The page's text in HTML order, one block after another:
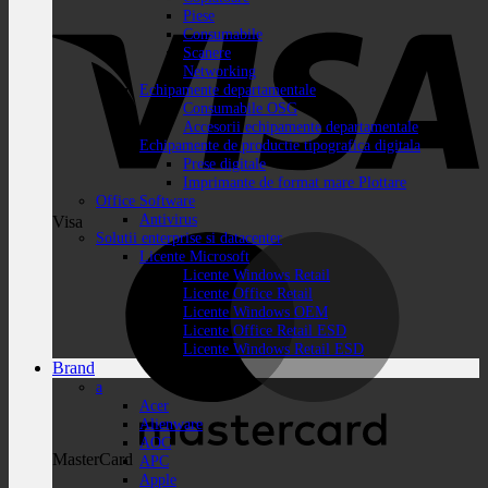
Visa
MasterCard
Piese
Consumabile
Scanere
Networking
Echipamente departamentale
Consumabile OSG
Accesorii echipamente departamentale
Echipamente de productie tipografica digitala
Prese digitale
Imprimante de format mare Plottare
Office Software
Antivirus
Solutii enterprise si datacenter
Licente Microsoft
Licente Windows Retail
Licente Office Retail
Licente Windows OEM
Licente Office Retail ESD
Licente Windows Retail ESD
Brand
a
Acer
Alienware
AOC
APC
Apple